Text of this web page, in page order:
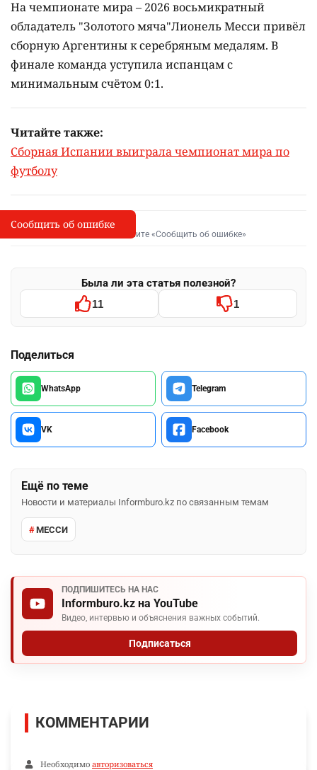
На чемпионате мира – 2026 восьмикратный
обладатель "Золотого мяча"Лионель Месси привёл
сборную Аргентины к серебряным медалям. В
финале команда уступила испанцам с
минимальным счётом 0:1.
Читайте также:
Сборная Испании выиграла чемпионат мира по
футболу
I
Сообщить об опечатке
Выделите фрагмент и нажмите «Сообщить об ошибке»
Была ли эта статья полезной?
11 1
Поделиться
WhatsApp Telegram
VK Facebook
Ещё по теме
Новости и материалы Informburo.kz по связанным темам
МЕССИ
ПОДПИШИТЕСЬ НА НАС
Informburo.kz на YouTube
Видео, интервью и объяснения важных событий.
Подписаться
Сообщить об ошибке
КОММЕНТАРИИ
Необходимо авторизоваться